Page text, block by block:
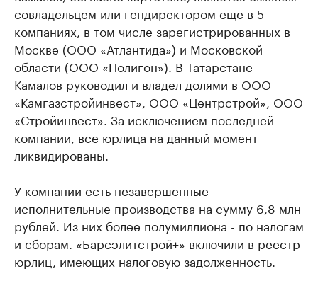
совладельцем или гендиректором еще в 5
компаниях, в том числе зарегистрированных в
Москве (ООО «Атлантида») и Московской
области (ООО «Полигон»). В Татарстане
Камалов руководил и владел долями в ООО
«Камгазстройинвест», ООО «Центрстрой», ООО
«Стройинвест». За исключением последней
компании, все юрлица на данный момент
ликвидированы.
У компании есть незавершенные
исполнительные производства на сумму 6,8 млн
рублей. Из них более полумиллиона - по налогам
и сборам. «Барсэлитстрой+» включили в реестр
юрлиц, имеющих налоговую задолженность.